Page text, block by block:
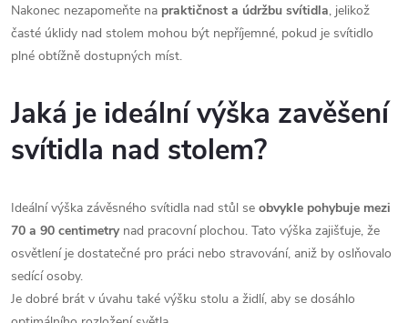
Nakonec nezapomeňte na praktičnost a údržbu svítidla, jelikož
časté úklidy nad stolem mohou být nepříjemné, pokud je svítidlo
plné obtížně dostupných míst.
Jaká je ideální výška zavěšení
svítidla nad stolem?
Ideální výška závěsného svítidla nad stůl se obvykle pohybuje mezi
70 a 90 centimetry nad pracovní plochou. Tato výška zajišťuje, že
osvětlení je dostatečné pro práci nebo stravování, aniž by oslňovalo
sedící osoby.
Je dobré brát v úvahu také výšku stolu a židlí, aby se dosáhlo